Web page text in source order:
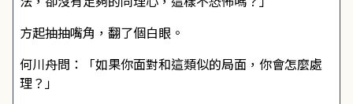
方起抽抽嘴角，翻了個白眼。
何川舟問：「如果你面對和這類似的局面，你會怎麼處
理？」